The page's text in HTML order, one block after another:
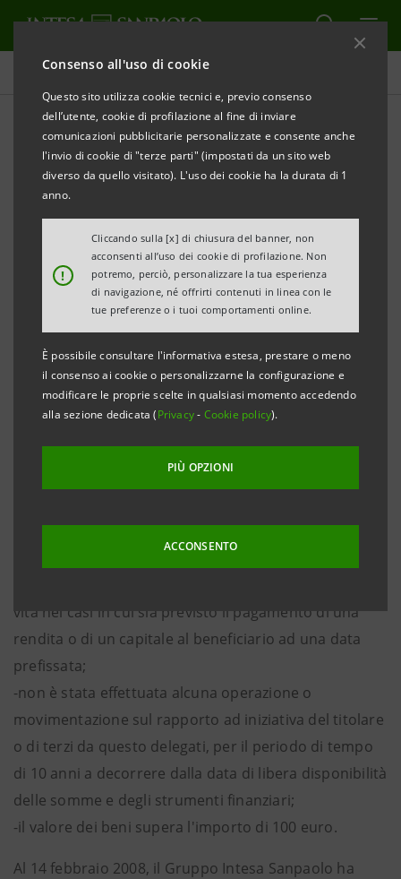
Consenso all'uso di cookie
Questo sito utilizza cookie tecnici e, previo consenso
dell’utente, cookie di profilazione al fine di inviare
comunicazioni pubblicitarie personalizzate e consente anche
l'invio di cookie di "terze parti" (impostati da un sito web
diverso da quello visitato). L'uso dei cookie ha la durata di 1
anno.
!
Cliccando sulla [x] di chiusura del banner, non
acconsenti all’uso dei cookie di profilazione. Non
potremo, perciò, personalizzare la tua esperienza
di navigazione, né offrirti contenuti in linea con le
tue preferenze o i tuoi comportamenti online.
È possibile consultare l'informativa estesa, prestare o meno
il consenso ai cookie o personalizzarne la configurazione e
modificare le proprie scelte in qualsiasi momento accedendo
alla sezione dedicata (Privacy- Cookie policy).
PIÙ OPZIONI
ACCONSENTO
Comunicati stampa
STAMPA AGGIORNA
INTESA SANPAOLO: RAPPORTI DORMIENTI
26.626 Rapporti Nominativi (conti correnti,
amministrati)
54.349 Rapporti al Portatore (certificati di
deposito, libretti di risparmio al portatore)
Milano, 28 febbraio 2008– Il regolamento in materia di
“Rapporti Dormienti” (DPR n. 116/2007) si applica ai
rapporti contrattuali che rispettano tutte le seguenti
condizioni:
di somme di denaro con obbligo di rimborso,
vita nei casi in cui sia previsto il pagamento di una
rendita o di un capitale al beneficiario ad una data
prefissata;
-non è stata effettuata alcuna operazione o
movimentazione sul rapporto ad iniziativa del titolare
o di terzi da questo delegati, per il periodo di tempo
di 10 anni a decorrere dalla data di libera disponibilità
delle somme e degli strumenti finanziari;
-il valore dei beni supera l'importo di 100 euro.
Al 14 febbraio 2008, il Gruppo Intesa Sanpaolo ha